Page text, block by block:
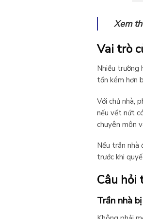
Xem
Vai trò
Nhiều trường
tốn kém hơn
Với chủ nhà,
nếu vết nứt
chuyên môn
Nếu trần
trước khi
Câu hỏi
Trần nhà